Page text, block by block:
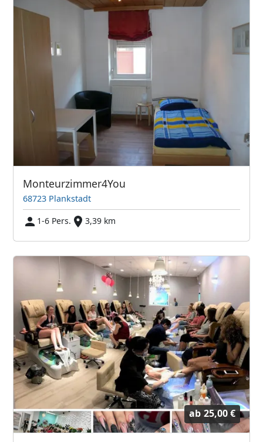
Monteurzimmer4You
68723 Plankstadt
1-6 Pers.
3,39 km
ab 25,00 €